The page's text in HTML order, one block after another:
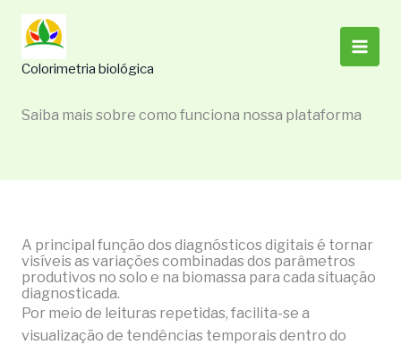
para
conteúdo
Colorimetria biológica
Saiba mais sobre como funciona nossa plataforma
A principal função dos diagnósticos digitais é tornar
visíveis as variações combinadas dos parâmetros
produtivos no solo e na biomassa para cada situação
diagnosticada.
Por meio de leituras repetidas, facilita-se a
visualização de tendências temporais dentro do